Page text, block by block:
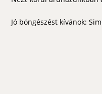
Jó böngészést kívánok: